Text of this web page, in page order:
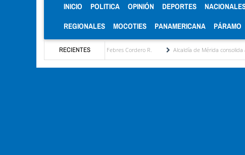
INICIO (CURRENT)
POLITICA OPINIÓN DEPORTES
REGIONALES MOCOTIES PANAMERICANA PÁRAMO
RECIENTES
por María Eugenia Febres Cordero R. Alcaldía de Mérida consolida acuerdos con